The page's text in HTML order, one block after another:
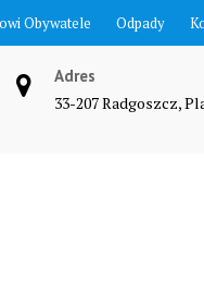
Obywatele Odpady
Adres
33-207 Radgoszcz,